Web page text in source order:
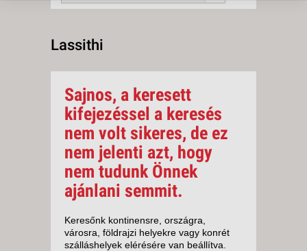
Lassithi
Sajnos, a keresett
kifejezéssel a keresés
nem volt sikeres, de ez
nem jelenti azt, hogy
nem tudunk Önnek
ajánlani semmit.
Keresőnk kontinensre, országra,
városra, földrajzi helyekre vagy konrét
szálláshelyek elérésére van beállítva.